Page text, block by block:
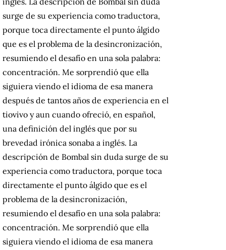
surge de su experiencia como traductora,
porque toca directamente el punto álgido
que es el problema de la desincronización,
resumiendo el desafío en una sola palabra:
concentración. Me sorprendió que ella
siguiera viendo el idioma de esa manera
después de tantos años de experiencia en el
tiovivo y aun cuando ofreció, en español,
una definición del inglés que por su
brevedad irónica sonaba a inglés. La
descripción de Bombal sin duda surge de su
experiencia como traductora, porque toca
directamente el punto álgido que es el
problema de la desincronización,
resumiendo el desafío en una sola palabra:
concentración. Me sorprendió que ella
siguiera viendo el idioma de esa manera